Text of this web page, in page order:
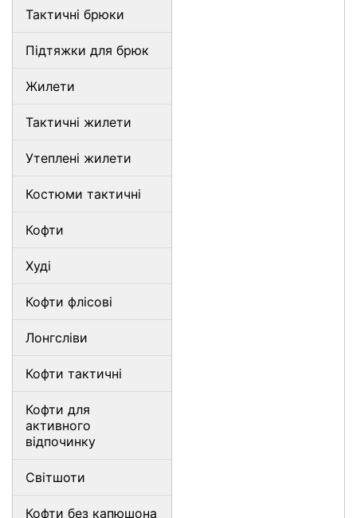
Тактичні брюки
Підтяжки для брюк
Жилети
Тактичні жилети
Утеплені жилети
Костюми тактичні
Кофти
Худі
Кофти флісові
Лонгсліви
Кофти тактичні
Кофти для
активного
відпочинку
Світшоти
Кофти без капюшона